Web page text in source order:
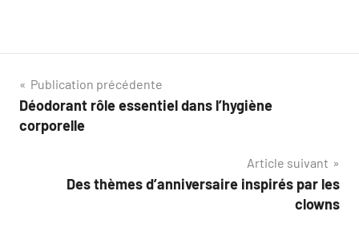
Navigation
de
Publication précédente
Déodorant rôle essentiel dans l’hygiène
corporelle
Article suivant
Des thèmes d’anniversaire inspirés par les
clowns